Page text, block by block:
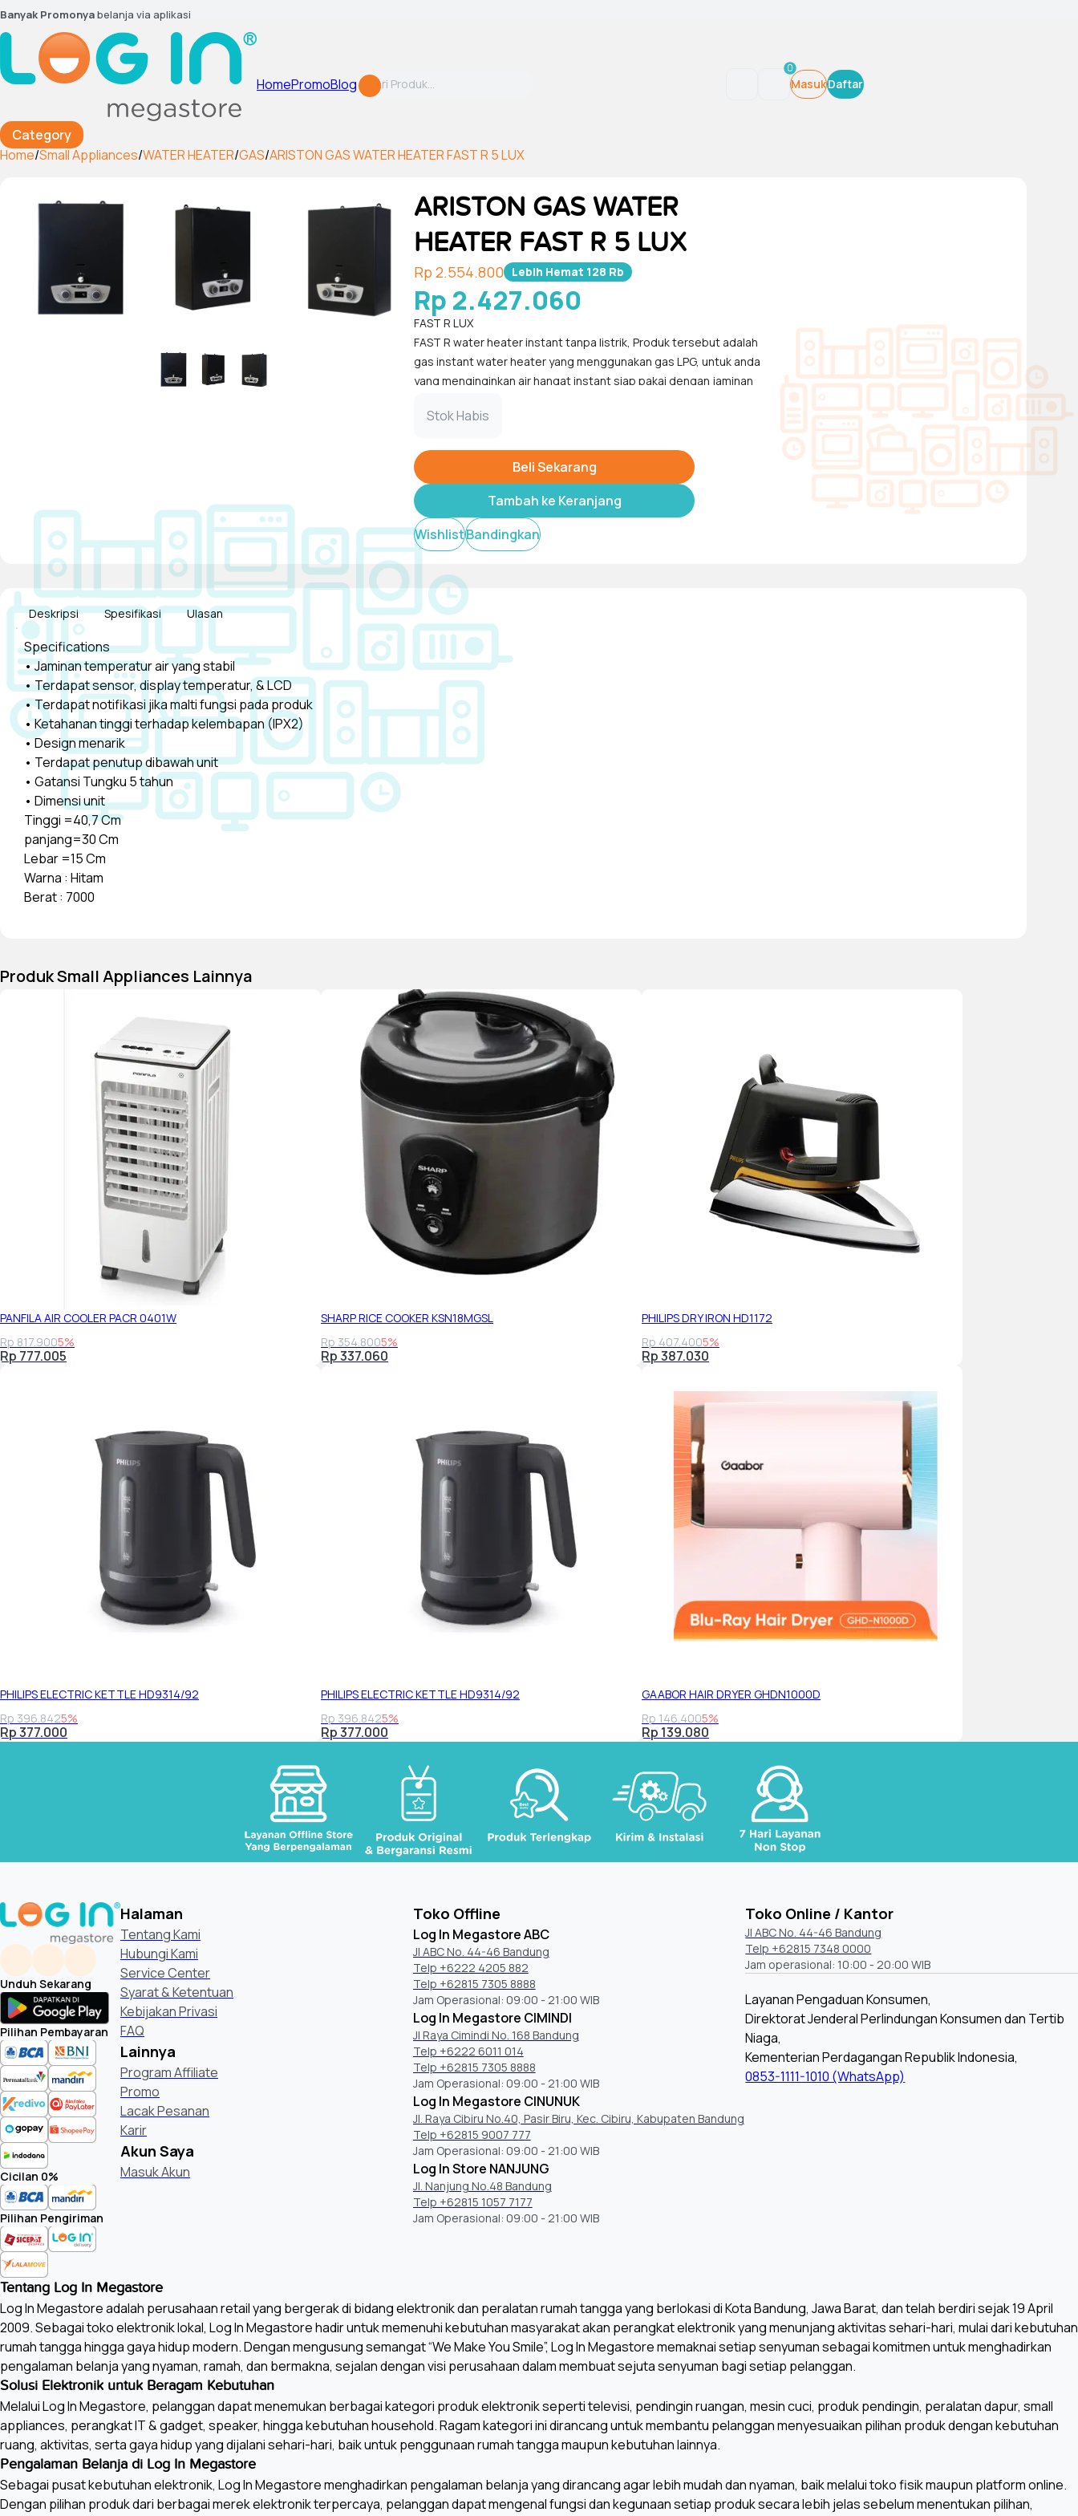
Banyak Promonyabelanja via aplikasi
Category
HomePromoBlog
0
MasukDaftar
Home/Small Appliances/WATER HEATER/GAS/ARISTON GAS WATER HEATER FAST R 5 LUX
ARISTON GAS WATER
HEATER FAST R 5 LUX
Rp 2.554.800 Lebih Hemat 128 Rb
Rp 2.427.060
FAST R LUX
FAST R water heater instant tanpa listrik, Produk tersebut adalah
gas instant water heater yang menggunakan gas LPG, untuk anda
yang menginginkan air hangat instant siap pakai dengan jaminan
Stok Habis
Beli Sekarang
Tambah ke Keranjang
WishlistBandingkan
Deskripsi Spesifikasi Ulasan
Specifications
• Jaminan temperatur air yang stabil
• Terdapat sensor, display temperatur, & LCD
• Terdapat notifikasi jika malti fungsi pada produk
• Ketahanan tinggi terhadap kelembapan (IPX2)
• Design menarik
• Terdapat penutup dibawah unit
• Gatansi Tungku 5 tahun
• Dimensi unit
Tinggi =40,7 Cm
panjang=30 Cm
Lebar =15 Cm
Warna : Hitam
Berat : 7000
Produk Small Appliances Lainnya
PANFILA AIR COOLER PACR 0401W
Rp 817.9005%
Rp 777.005
SHARP RICE COOKER KSN18MGSL
Rp 354.8005%
Rp 337.060
PHILIPS DRY IRON HD1172
Rp 407.4005%
Rp 387.030
PHILIPS ELECTRIC KETTLE HD9314/92
Rp 396.8425%
Rp 377.000
PHILIPS ELECTRIC KETTLE HD9314/92
Rp 396.8425%
Rp 377.000
GAABOR HAIR DRYER GHDN1000D
Rp 146.4005%
Rp 139.080
Unduh Sekarang
Pilihan Pembayaran
Cicilan 0%
Pilihan Pengiriman
Halaman
Tentang Kami
Hubungi Kami
Service Center
Syarat & Ketentuan
Kebijakan Privasi
FAQ
Lainnya
Program Affiliate
Promo
Lacak Pesanan
Karir
Akun Saya
Masuk Akun
Toko Offline
Log In Megastore ABC
Jl ABC No. 44-46 Bandung
Telp +6222 4205 882
Telp +62815 7305 8888
Jam Operasional: 09:00 - 21:00 WIB
Log In Megastore CIMINDI
Jl Raya Cimindi No. 168 Bandung
Telp +6222 6011 014
Telp +62815 7305 8888
Jam Operasional: 09:00 - 21:00 WIB
Log In Megastore CINUNUK
Jl. Raya Cibiru No.40, Pasir Biru, Kec. Cibiru, Kabupaten Bandung
Telp +62815 9007 777
Jam Operasional: 09:00 - 21:00 WIB
Log In Store NANJUNG
Jl. Nanjung No.48 Bandung
Telp +62815 1057 7177
Jam Operasional: 09:00 - 21:00 WIB
Toko Online / Kantor
Jl ABC No. 44-46 Bandung
Telp +62815 7348 0000
Jam operasional: 10:00 - 20:00 WIB
Layanan Pengaduan Konsumen,
Direktorat Jenderal Perlindungan Konsumen dan Tertib
Niaga,
Kementerian Perdagangan Republik Indonesia,
0853-1111-1010 (WhatsApp)
Tentang Log In Megastore
Log In Megastore adalah perusahaan retail yang bergerak di bidang elektronik dan peralatan rumah tangga yang berlokasi di Kota Bandung, Jawa Barat, dan telah berdiri sejak 19 April
2009. Sebagai toko elektronik lokal, Log In Megastore hadir untuk memenuhi kebutuhan masyarakat akan perangkat elektronik yang menunjang aktivitas sehari-hari, mulai dari kebutuhan
rumah tangga hingga gaya hidup modern. Dengan mengusung semangat “We Make You Smile”, Log In Megastore memaknai setiap senyuman sebagai komitmen untuk menghadirkan
pengalaman belanja yang nyaman, ramah, dan bermakna, sejalan dengan visi perusahaan dalam membuat sejuta senyuman bagi setiap pelanggan.
Solusi Elektronik untuk Beragam Kebutuhan
Melalui Log In Megastore, pelanggan dapat menemukan berbagai kategori produk elektronik seperti televisi, pendingin ruangan, mesin cuci, produk pendingin, peralatan dapur, small
appliances, perangkat IT & gadget, speaker, hingga kebutuhan household. Ragam kategori ini dirancang untuk membantu pelanggan menyesuaikan pilihan produk dengan kebutuhan
ruang, aktivitas, serta gaya hidup yang dijalani sehari-hari, baik untuk penggunaan rumah tangga maupun kebutuhan lainnya.
Pengalaman Belanja di Log In Megastore
Sebagai pusat kebutuhan elektronik, Log In Megastore menghadirkan pengalaman belanja yang dirancang agar lebih mudah dan nyaman, baik melalui toko fisik maupun platform online.
Dengan pilihan produk dari berbagai merek elektronik terpercaya, pelanggan dapat mengenal fungsi dan kegunaan setiap produk secara lebih jelas sebelum menentukan pilihan,